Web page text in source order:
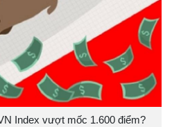
Index vượt mốc 1.600 điểm?